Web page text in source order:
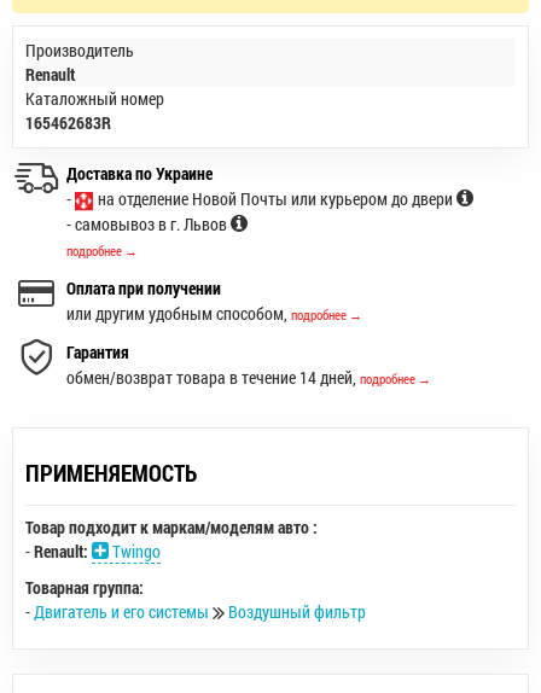
Производитель
Renault
Каталожный номер
165462683R
Доставка по Украине
-
на отделение Новой Почты или курьером до двери
- самовывоз в г. Львов
подробнее →
Оплата при получении
или другим удобным способом, подробнее →
Гарантия
обмен/возврат товара в течение 14 дней, подробнее →
ПРИМЕНЯЕМОСТЬ
Товар подходит к маркам/моделям авто :
-Renault:
Twingo
Товарная группа:
-Двигатель и его системы Воздушный фильтр